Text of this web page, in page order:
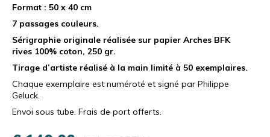
Format : 50 x 40 cm
7 passages couleurs.
Sérigraphie originale réalisée sur papier Arches BFK
rives 100% coton, 250 gr.
Tirage d’artiste réalisé à la main limité à 50 exemplaires.
Chaque exemplaire est numéroté et signé par Philippe
Geluck.
Envoi sous tube. Frais de port offerts.